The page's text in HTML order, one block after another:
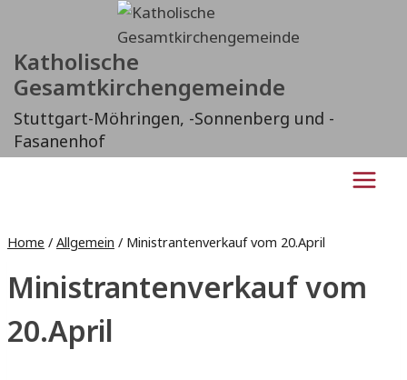
springen
Katholische
Gesamtkirchengemeinde
Stuttgart-Möhringen, -Sonnenberg und -
Fasanenhof
Home / Allgemein / Ministrantenverkauf vom 20.April
Ministrantenverkauf vom
20.April